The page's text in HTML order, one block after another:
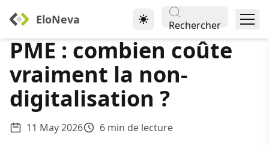
EloNeva Rechercher
PME : combien coûte
vraiment la non-
digitalisation ?
11 May 2026 6 min de lecture